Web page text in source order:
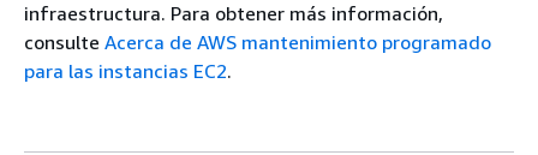
infraestructura. Para obtener más información,
consulte Acerca de AWS mantenimiento programado
para las instancias EC2.